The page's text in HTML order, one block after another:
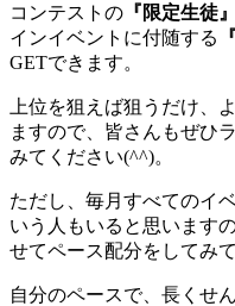
コンテストの 『限定生徒』
インイベントに付随する
GETできます。
上位を狙えば狙うだけ、
ますので、皆さんもぜひ
みてください(^^)。
ただし、毎月すべてのイ
いう人もいると思います
せてペース配分をしてみ
自分のペースで、長くせ